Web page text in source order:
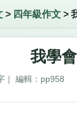
> 四年級作文>
我學
｜ 編輯：pp958